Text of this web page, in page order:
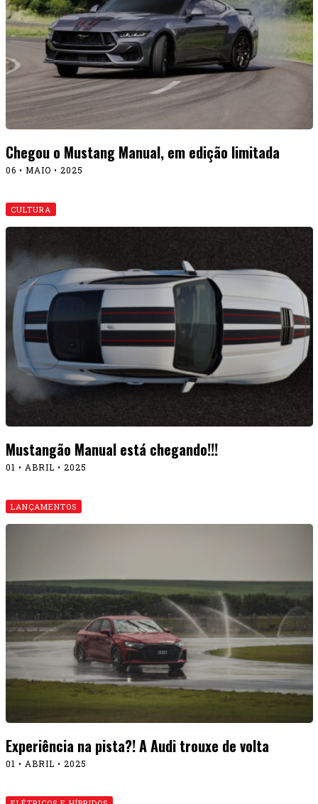
Chegou o Mustang Manual, em edição limitada
06 • MAIO • 2025
CULTURA
Mustangão Manual está chegando!!!
01 • ABRIL • 2025
LANÇAMENTOS
Experiência na pista?! A Audi trouxe de volta
01 • ABRIL • 2025